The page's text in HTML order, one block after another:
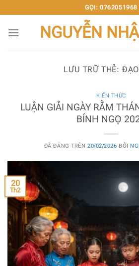
đến
nội
GỌI: 0762051968
NGUYỄN
LƯU TRỮ THẺ:
KIẾN THỨC
LUẬN GIẢI NGÀY RẰM
BÍNH NGỌ
ĐÃ ĐĂNG TRÊN 20/02/2026 BỞI
20
Th2